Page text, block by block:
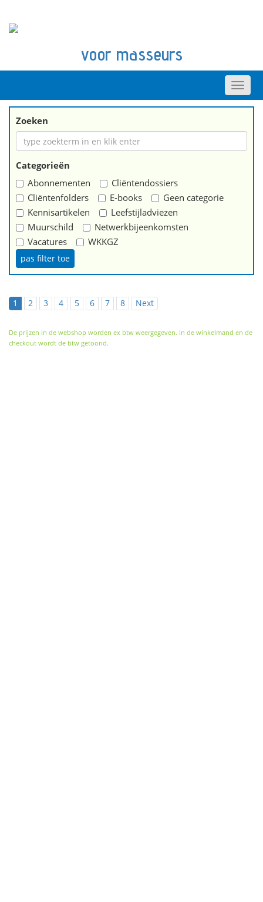
voor masseurs
Zoeken
Categorieën
Abonnementen
Cliëntendossiers
Cliëntenfolders
E-books
Geen categorie
Kennisartikelen
Leefstijladviezen
Muurschild
Netwerkbijeenkomsten
Vacatures
WKKGZ
1 2 3 4 5 6 7 8 Next
De prijzen in de webshop worden ex btw weergegeven. In de winkelmand en de
checkout wordt de btw getoond.